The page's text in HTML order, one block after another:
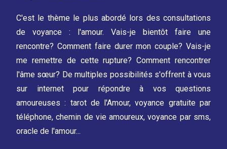
C'est le thème le plus abordé lors des consultations
de voyance : l'amour. Vais-je bientôt faire une
rencontre? Comment faire durer mon couple? Vais-je
me remettre de cette rupture? Comment rencontrer
l'âme sœur? De multiples possibilités s'offrent à vous
sur internet pour répondre à vos questions
amoureuses : tarot de l'Amour, voyance gratuite par
téléphone, chemin de vie amoureux, voyance par sms,
oracle de l'amour...